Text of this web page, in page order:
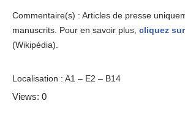
Commentaire(s) : Articles de presse
manuscrits. Pour en savoir plus, cliquez
(Wikipédia).
Localisation : A1 – E2 – B14
Views: 0